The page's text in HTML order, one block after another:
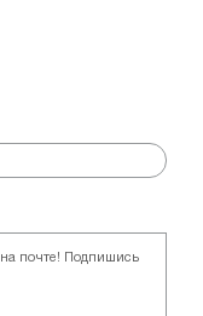
почте! Подпишись